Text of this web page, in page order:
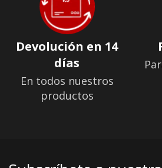
Devolución en 14
días
En todos nuestros
productos